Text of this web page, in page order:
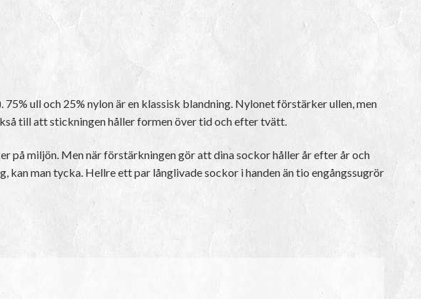
ull och 25% nylon är en klassisk blandning. Nylonet förstärker ullen, men
till att stickningen håller formen över tid och efter tvätt.
på miljön. Men när förstärkningen gör att dina sockor håller år efter år och
man tycka. Hellre ett par långlivade sockor i handen än tio engångssugrör